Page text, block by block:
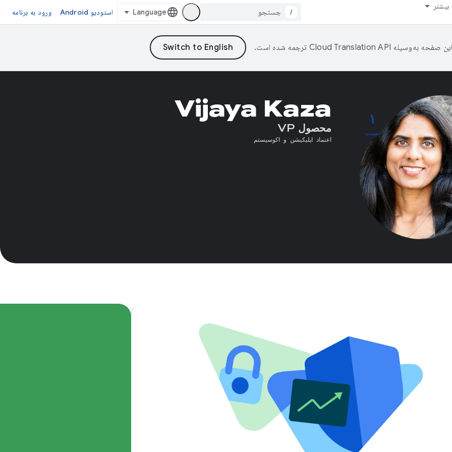
بیشتر
/ استودیو Android ورود به برنامه
این صفحه به‌وسیله ترجمه شده است.
۱
پست
Vijaya Kaza
محصول VP
اعتماد اپلیکیشن و اکوسیستم